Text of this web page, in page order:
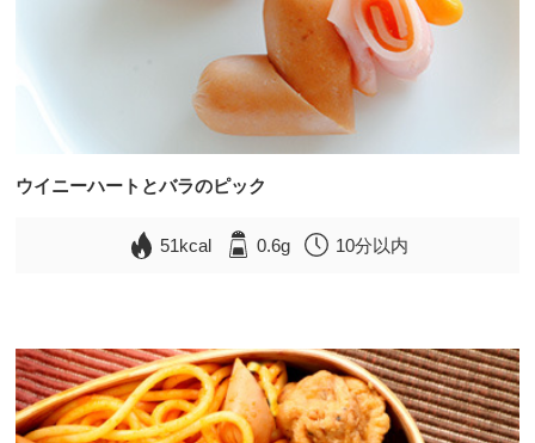
ウイニーハートとバラのピック
51kcal 0.6g 10分以内